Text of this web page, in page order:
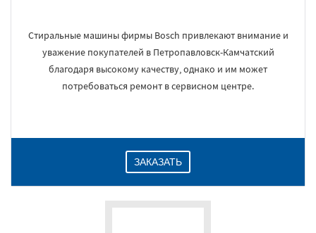
Стиральные машины фирмы Bosch привлекают внимание и
уважение покупателей в Петропавловск-Камчатский
благодаря высокому качеству, однако и им может
потребоваться ремонт в сервисном центре.
ЗАКАЗАТЬ